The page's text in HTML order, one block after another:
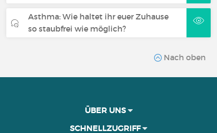
Asthma: Wie haltet ihr euer Zuhause
so staubfrei wie möglich?
Nach oben
ÜBER UNS
SCHNELLZUGRIFF